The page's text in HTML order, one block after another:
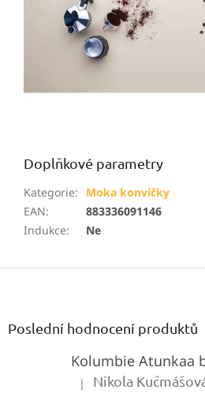
Doplňkové parametry
Kategorie:
Moka konvičky
EAN:
883336091146
Indukce: Ne
Poslední hodnocení produktů
Kolumbie Atunkaa
Hodnocení produktu je 5
| Nikola